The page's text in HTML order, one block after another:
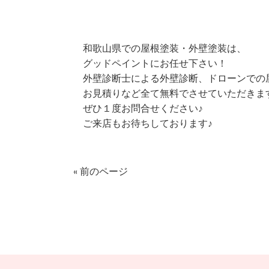
和歌山県での屋根塗装・外壁塗装は、
グッドペイントにお任せ下さい！
外壁診断士による外壁診断、ドローンでの
お見積りなど全て無料でさせていただきま
ぜひ１度お問合せください♪
ご来店もお待ちしております♪
« 前のページ